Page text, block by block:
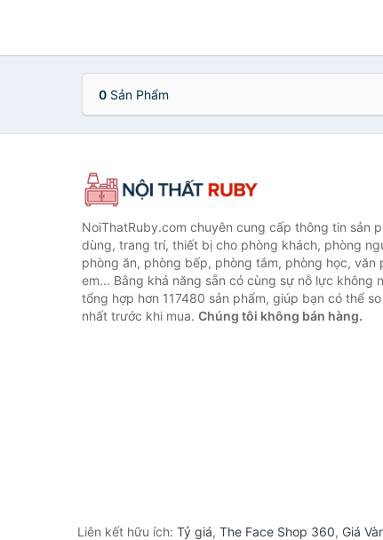
0 Sản Phẩm
NoiThatRuby.com chuyên cung cấp thông tin sản
dùng, trang trí, thiết bị cho phòng khách, phòng
phòng ăn, phòng bếp, phòng tắm, phòng học, văn
em... Bằng khả năng sẵn có cùng sự nỗ lực không
tổng hợp hơn 117480 sản phẩm, giúp bạn có thể
nhất trước khi mua. Chúng tôi không bán hàng.
Liên kết hữu ích: Tỷ giá, The Face Shop 360, Giá